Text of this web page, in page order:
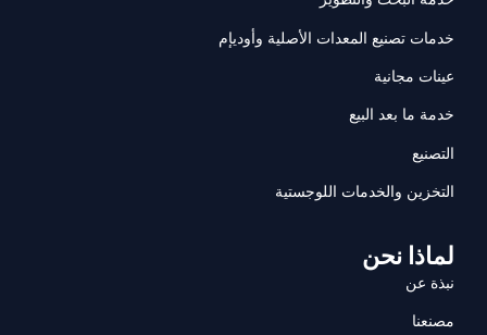
خدمات تصنيع المعدات الأصلية وأوديإم
عينات مجانية
خدمة ما بعد البيع
التصنيع
التخزين والخدمات اللوجستية
لماذا نحن
نبذة عن
مصنعنا